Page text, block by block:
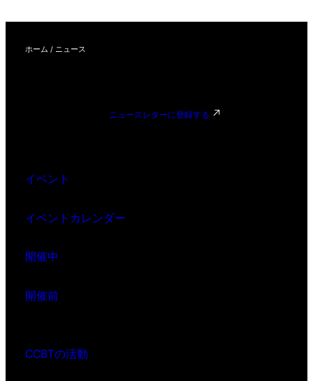
ホーム / ニュース
ニュースレターに登録する
イベント
イベントカレンダー
開催中
開催前
CCBTの活動